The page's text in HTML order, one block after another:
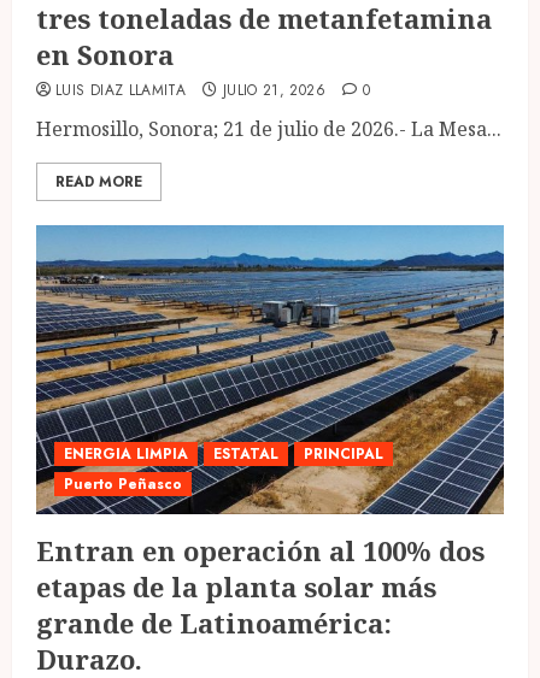
tres toneladas de metanfetamina
en Sonora
LUIS DIAZ LLAMITA JULIO 21, 2026 0
Hermosillo, Sonora; 21 de julio de 2026.- La Mesa...
READ MORE
ENERGIA LIMPIA ESTATAL
PRINCIPAL
Puerto Peñasco
Entran en operación al 100% dos
etapas de la planta solar más
grande de Latinoamérica:
Durazo.